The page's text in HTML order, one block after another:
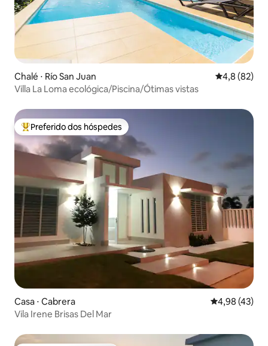
Chalé ⋅ Río San Juan 4,8 de uma
4,8 (82)
Villa La Loma ecológica/Piscina/Ótimas vistas
Entre os melhores preferidos dos hóspedes
Preferido dos hóspedes
Casa ⋅ Cabrera 4,98 de uma
4,98 (43)
Vila Irene Brisas Del Mar